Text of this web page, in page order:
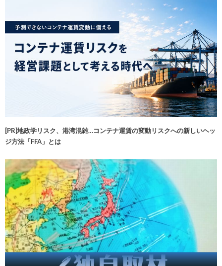
[PR]地政学リスク、港湾混雑…コンテナ運賃の変動リスクへの新しいヘッ
ジ方法「FFA」とは